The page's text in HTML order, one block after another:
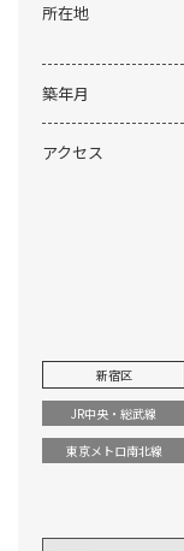
所在地
築年月
アクセス
新宿区
JR中央・総武線
東京メトロ南北線